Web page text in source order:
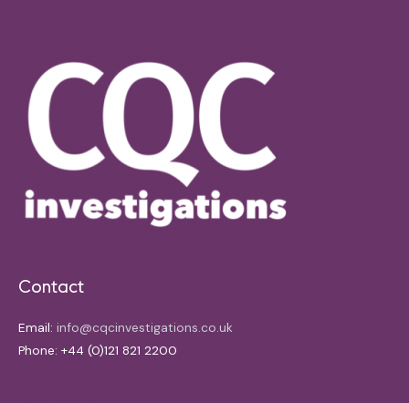
Contact
Email: info@cqcinvestigations.co.uk
Phone: +44 (0)121 821 2200